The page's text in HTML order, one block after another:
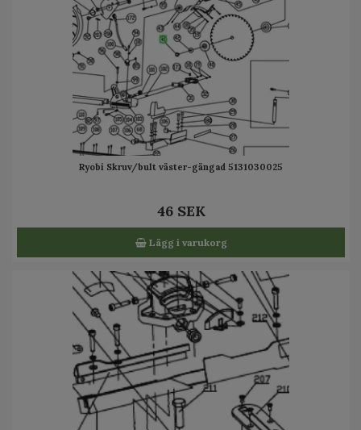
Ryobi Skruv/bult väster-gängad 5131030025
46 SEK
Lägg i varukorg